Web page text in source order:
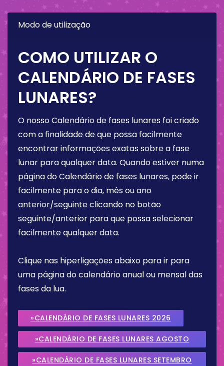
Modo de utilização
COMO UTILIZAR O
CALENDÁRIO DE FASES
LUNARES?
O nosso Calendário de fases lunares foi criado
com a finalidade de que possa facilmente
encontrar informações exatas sobre a fase
lunar para qualquer data. Quando estiver numa
página do Calendário de fases lunares, pode ir
facilmente para o dia, mês ou ano
anterior/seguinte clicando no botão
seguinte/anterior para que possa selecionar
facilmente qualquer data.
Clique nas hiperligações abaixo para ir para
uma página do calendário anual ou mensal das
fases da lua.
»CALENDÁRIO DE FASES LUNARES 2026
»CALENDÁRIO DE FASES LUNARES AGOSTO
2026
»CALENDÁRIO DE FASES LUNARES SETEMBRO